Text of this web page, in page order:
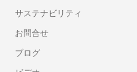
サステナビリティ
お問合せ
ブログ